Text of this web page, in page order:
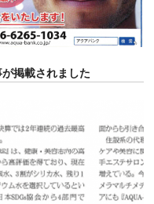
掲載されました